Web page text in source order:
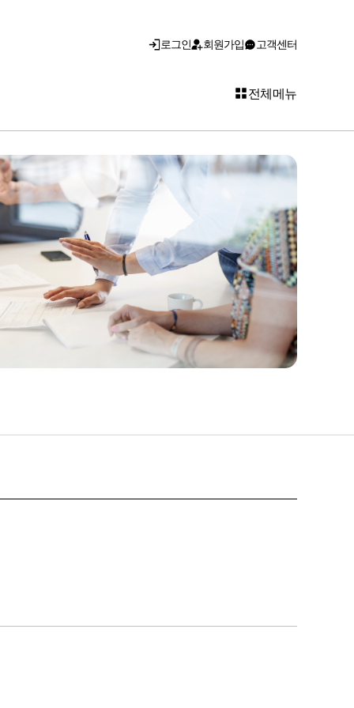
로그인 회원가입 고객센터
전체메뉴